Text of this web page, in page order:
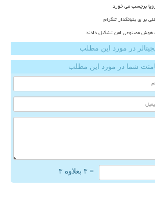
برچسب می خورد
برای بنیانگذار تلگرام
هوش مصنوعی امن تشکیل دادند
در مورد این مطلب
شما در مورد این مطلب
= ۳ بعلاوه ۳